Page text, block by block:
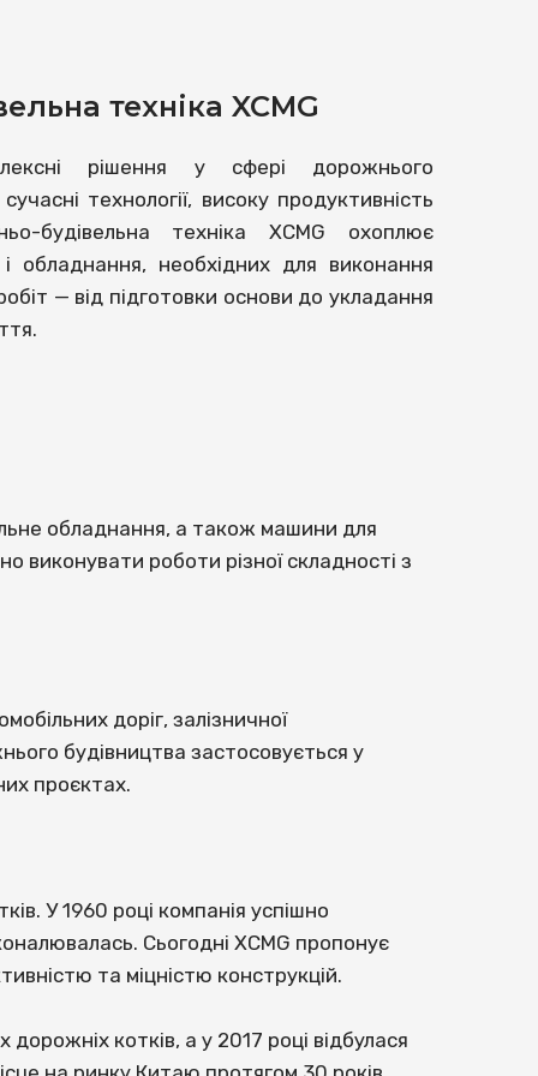
техніка XCMG
рішення у сфері дорожнього
технології, високу продуктивність
будівельна техніка XCMG охоплює
обладнання, необхідних для виконання
— від підготовки основи до укладання
обладнання, а також машини для
виконувати роботи різної складності з
доріг, залізничної
будівництва застосовується у
проєктах.
У 1960 році компанія успішно
Сьогодні XCMG пропонує
та міцністю конструкцій.
котків, а у 2017 році відбулася